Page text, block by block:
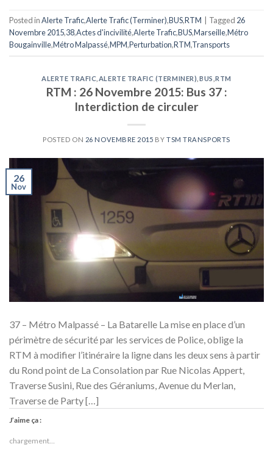
Posted inAlerte Trafic,Alerte Trafic (Terminer),BUS,RTM Tagged 26
Novembre 2015,38,Actes d'incivilité,Alerte Trafic,BUS,Marseille,Métro
Bougainville,Métro Malpassé,MPM,Perturbation,RTM,Transports
ALERTE TRAFIC ALERTE TRAFIC (TERMINER) BUS ,RTM
RTM : 26 Novembre 2015: Bus 37 :
Interdiction de circuler
POSTED ON 26 NOVEMBRE 2015 BY TSM TRANSPORTS
26
Nov
37 – Métro Malpassé – La Batarelle La mise en place d’un
périmètre de sécurité par les services de Police, oblige la
RTM à modifier l’itinéraire la ligne dans les deux sens à partir
du Rond point de La Consolation par Rue Nicolas Appert,
Traverse Susini, Rue des Géraniums, Avenue du Merlan,
Traverse de Party […]
J’aime ça :
chargement…